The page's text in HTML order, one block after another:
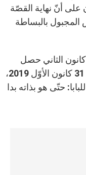
على أنّ نهاية القصّة
بالبساطة
كانون الثاني حصل
بمساعدة كاهن مترجم، فيما في شريط 31 كانون الأوّل 2019،
حتّى هو بذاته بدا